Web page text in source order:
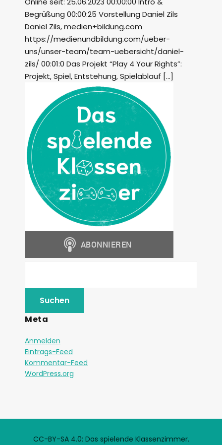
Begrüßung 00:00:25 Vorstellung Daniel Zils
Daniel Zils, medien+bildung.com
https://medienundbildung.com/ueber-
uns/unser-team/team-uebersicht/daniel-
zils/ 00:01:0 Das Projekt “Play 4 Your Rights”:
Projekt, Spiel, Entstehung, Spielablauf […]
Meta
Anmelden
Eintrags-Feed
Kommentar-Feed
WordPress.org
CC-BY-SA 4.0: Das spielende Klassenzimmer.